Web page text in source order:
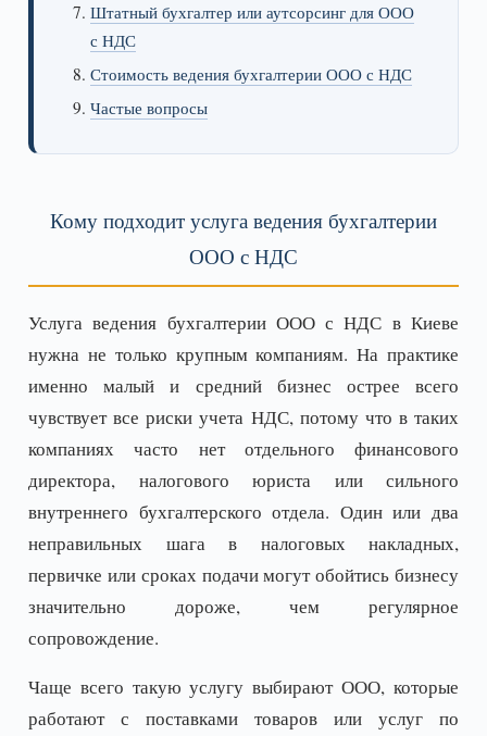
Штатный бухгалтер или аутсорсинг для ООО
с НДС
Стоимость ведения бухгалтерии ООО с НДС
Частые вопросы
Кому подходит услуга ведения бухгалтерии
ООО с НДС
Услуга ведения бухгалтерии ООО с НДС в Киеве
нужна не только крупным компаниям. На практике
именно малый и средний бизнес острее всего
чувствует все риски учета НДС, потому что в таких
компаниях часто нет отдельного финансового
директора, налогового юриста или сильного
внутреннего бухгалтерского отдела. Один или два
неправильных шага в налоговых накладных,
первичке или сроках подачи могут обойтись бизнесу
значительно дороже, чем регулярное
сопровождение.
Чаще всего такую услугу выбирают ООО, которые
работают с поставками товаров или услуг по